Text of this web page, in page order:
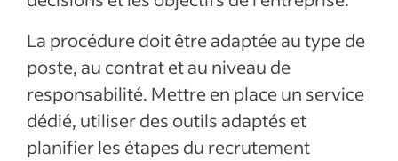
La procédure doit être adaptée au type de
poste, au contrat et au niveau de
responsabilité. Mettre en place un service
dédié, utiliser des outils adaptés et
planifier les étapes du recrutement